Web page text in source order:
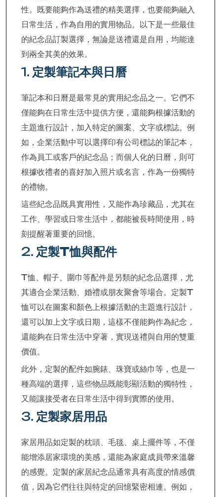
性。既要能夠作為送禮的精美選擇，也要能夠融入
日常生活，作為自用的實用物品。以下是一些最佳
的紀念品訂製選擇，無論是送禮還是自用，均能達
到兩全其美的效果。
1. 定製筆記本與日曆
筆記本和日曆是最常見的實用紀念品之一。它們不
僅能夠在日常生活中提供方便，還能夠根據活動的
主題進行設計，加入特定的圖案、文字或標誌。例
如，企業活動中可以選擇印有公司標誌的筆記本，
作為員工或客戶的紀念品；而個人化的日曆，則可
根據收禮者的喜好加入照片或名言，作為一份獨特
的禮物。
這些紀念品既具實用性，又能作為珍藏品，尤其在
工作、學習或日常生活中，都能被長時間使用，時
刻提醒著重要的回憶。
2. 定製T恤與配件
T恤、帽子、圍巾等配件是另類的紀念品選擇，尤
其適合企業活動、婚禮或朋友聚會等場合。定製T
恤可以在圖案和顏色上根據活動的主題進行設計，
還可以加上文字或日期，這樣不僅能夠作為紀念，
還能夠在日常生活中穿著，實現送禮與自用的雙重
價值。
此外，定製的配件如腕錶、珠寶或絲巾等，也是一
種高端的選擇，這些物品既能彰顯活動的獨特性，
又能讓接受者在日常生活中得到實際的使用。
3. 定製家居用品
家居用品如定製的枕頭、毛毯、桌上擺件等，不僅
能增添居家環境的美感，還能為家庭成員帶來溫馨
的感覺。定製的家居紀念品通常具有高度的情感價
值，因為它們往往與特定的回憶緊密相連。例如，